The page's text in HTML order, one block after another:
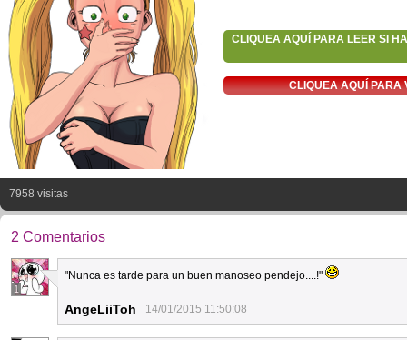
CLIQUEA AQUÍ PARA LEER SI
CLIQUEA AQUÍ PARA
7958 visitas
2 Comentarios
1
"Nunca es tarde para un buen manoseo pendejo....!"
AngeLiiToh 14/01/2015 11:50:08